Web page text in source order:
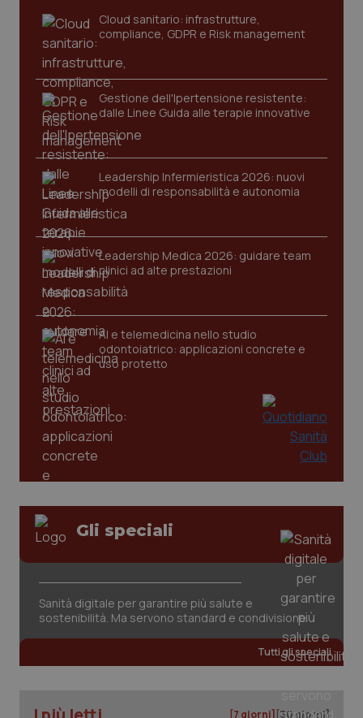
Cloud sanitario: infrastrutture,
compliance, GDPR e Risk management
Gestione dell'Ipertensione resistente:
dalle Linee Guida alle terapie innovative
Leadership Infermieristica 2026: nuovi
modelli di responsabilità e autonomia
Leadership Medica 2026: guidare team
clinici ad alte prestazioni
AI e telemedicina nello studio
odontoiatrico: applicazioni concrete e
uso protetto
Gli speciali
Sanità digitale per garantire più salute e
sostenibilità. Ma servono standard e condivisione
Tutti gli speciali
[7 giorni] [30 giorni]
CookieScriptConsent
tracking-sites-ironfish-
tracking-enable
www.quotidianosanita.it
session-id
www.quotidianosanita.it
.quotidianosanita.it